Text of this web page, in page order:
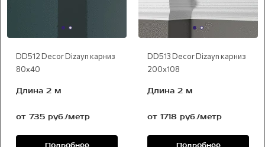
DD512 Decor Dizayn карниз
80х40
Длина 2 м
от 735 руб./метр
DD513 Decor Dizayn карниз
200х108
Длина 2 м
от 1718 руб./метр